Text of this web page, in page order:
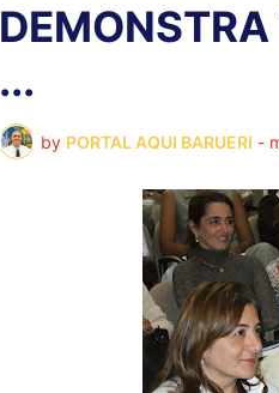
...
by PORTAL AQUI BARUERI -